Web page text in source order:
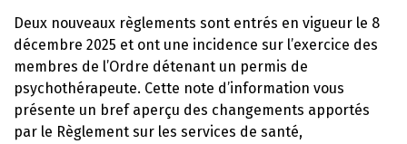
Deux nouveaux règlements sont entrés en vigueur le 8
décembre 2025 et ont une incidence sur l’exercice des
membres de l’Ordre détenant un permis de
psychothérapeute. Cette note d’information vous
présente un bref aperçu des changements apportés
par le Règlement sur les services de santé,